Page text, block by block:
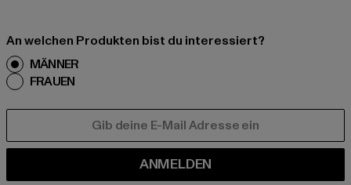
An welchen Produkten bist du interessiert?
MÄNNER
FRAUEN
ANMELDEN